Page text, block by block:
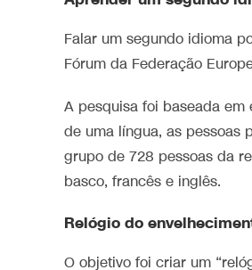
Falar um segundo idioma
Fórum da Federação
A pesquisa foi baseada em
de uma língua, as pessoas
grupo de 728 pessoas da
basco, francês e inglês.
Relógio do
O objetivo foi criar um